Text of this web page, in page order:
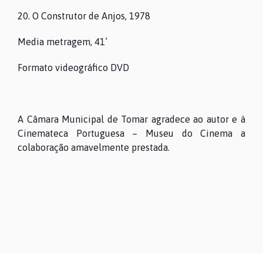
20. O Construtor de Anjos, 1978
Media metragem, 41’
Formato videográfico DVD
A Câmara Municipal de Tomar agradece ao autor e à
Cinemateca Portuguesa – Museu do Cinema a
colaboração amavelmente prestada.